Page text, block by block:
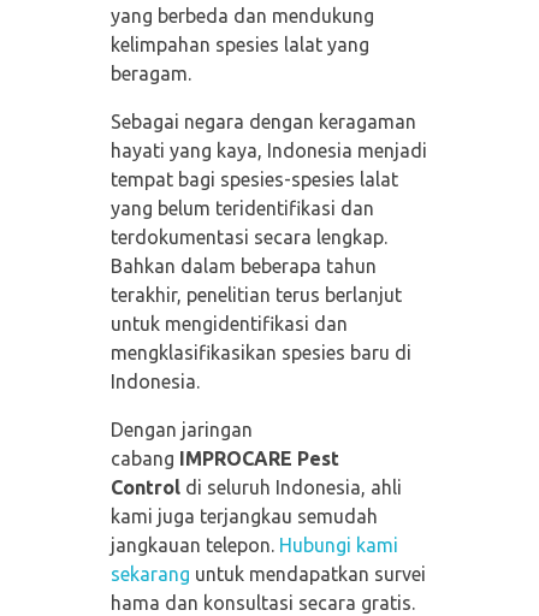
yang berbeda dan mendukung
kelimpahan spesies lalat yang
beragam.
Sebagai negara dengan keragaman
hayati yang kaya, Indonesia menjadi
tempat bagi spesies-spesies lalat
yang belum teridentifikasi dan
terdokumentasi secara lengkap.
Bahkan dalam beberapa tahun
terakhir, penelitian terus berlanjut
untuk mengidentifikasi dan
mengklasifikasikan spesies baru di
Indonesia.
Dengan jaringan
cabang IMPROCARE Pest
Controldi seluruh Indonesia, ahli
kami juga terjangkau semudah
jangkauan telepon. Hubungi kami
sekarang untuk mendapatkan survei
hama dan konsultasi secara gratis.